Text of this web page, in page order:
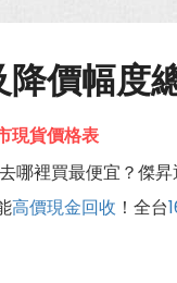
價幅度
現貨價格表
哪裡買最便宜？傑
高價現金回收 ！全台